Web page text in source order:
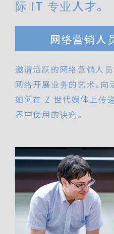
际 IT 专业人才。
网络营销人
邀请活跃的网络营销人
网络开展业务的艺术。
如何在 Z 世代媒体上传
界中使用的诀窍。